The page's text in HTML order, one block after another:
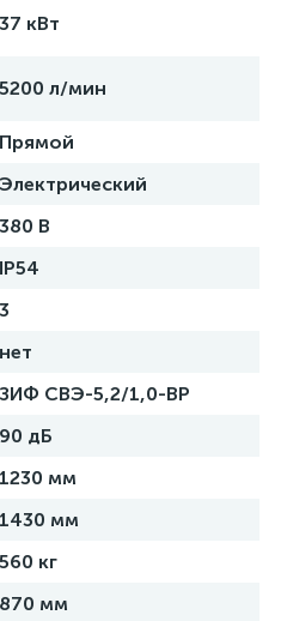
37 кВт
5200 л/мин
Прямой
Электрический
380 В
IP54
3
нет
ЗИФ СВЭ-5,2/1,0-ВР
90 дБ
1230 мм
1430 мм
560 кг
870 мм